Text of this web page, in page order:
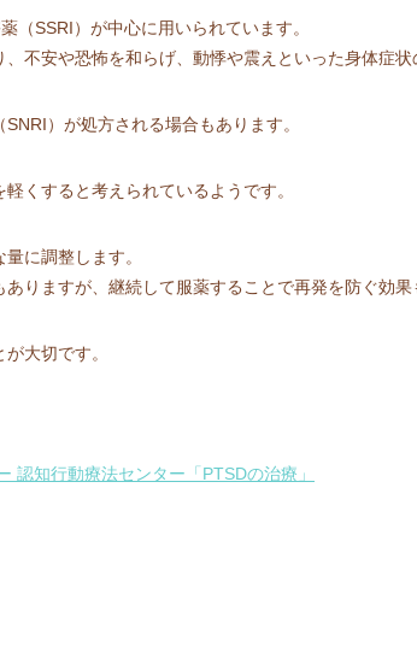
（SSRI）が中心に用いられています。
不安や恐怖を和らげ、動悸や震えといった身体症状
）が処方される場合もあります。
くすると考えられているようです。
に調整します。
りますが、継続して服薬することで再発を防ぐ効果
大切です。
認知行動療法センター「PTSDの治療」